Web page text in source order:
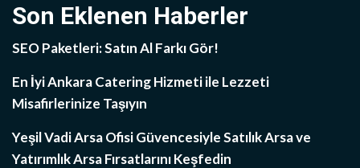
Son Eklenen Haberler
SEO Paketleri: Satın Al Farkı Gör!
En İyi Ankara Catering Hizmeti ile Lezzeti
Misafirlerinize Taşıyın
Yeşil Vadi Arsa Ofisi Güvencesiyle Satılık Arsa ve
Yatırımlık Arsa Fırsatlarını Keşfedin